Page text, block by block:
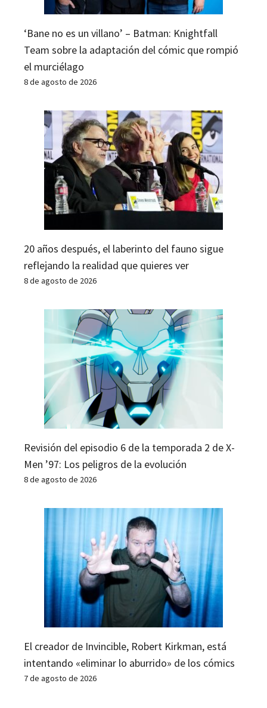
‘Bane no es un villano’ – Batman: Knightfall
Team sobre la adaptación del cómic que rompió
el murciélago
8 de agosto de 2026
20 años después, el laberinto del fauno sigue
reflejando la realidad que quieres ver
8 de agosto de 2026
Revisión del episodio 6 de la temporada 2 de X-
Men ’97: Los peligros de la evolución
8 de agosto de 2026
El creador de Invincible, Robert Kirkman, está
intentando «eliminar lo aburrido» de los cómics
7 de agosto de 2026